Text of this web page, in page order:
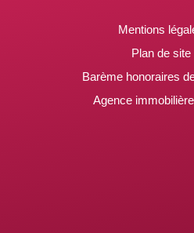
Mentions
Plan de site
Barème honoraires
Agence